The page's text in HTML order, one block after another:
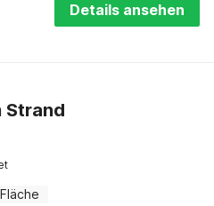
Details ansehen
Strand